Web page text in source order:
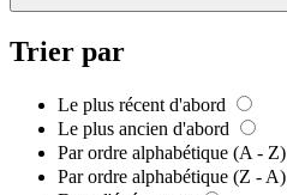
Trier par
Le plus récent d'abord
Le plus ancien d'abord
Par ordre alphabétique (A - Z)
Par ordre alphabétique (Z - A)